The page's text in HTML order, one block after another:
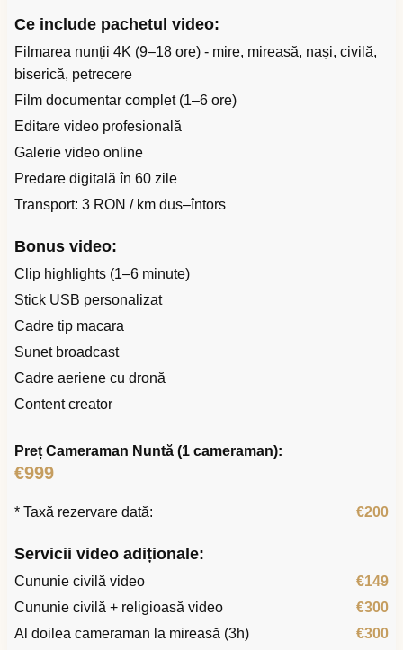
Ce include pachetul video:
Filmarea nunții 4K (9–18 ore) - mire, mireasă, nași, civilă,
biserică, petrecere
Film documentar complet (1–6 ore)
Editare video profesională
Galerie video online
Predare digitală în 60 zile
Transport: 3 RON / km dus–întors
Bonus video:
Clip highlights (1–6 minute)
Stick USB personalizat
Cadre tip macara
Sunet broadcast
Cadre aeriene cu dronă
Content creator
Preț Cameraman Nuntă (1 cameraman):
€999
* Taxă rezervare dată: €200
Servicii video adiționale:
Cununie civilă video
€149
Cununie civilă + religioasă video
€300
Al doilea cameraman la mireasă (3h)
€300